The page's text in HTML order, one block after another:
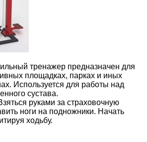
тренажер предназначен для
площадках, парках и иных
Используется для работы над
сустава.
руками за страховочную
ноги на подножники. Начать
ходьбу.